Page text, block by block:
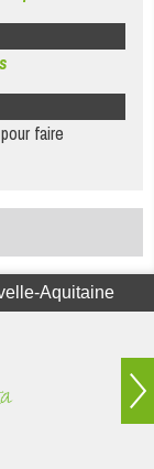
faire
Aquitaine